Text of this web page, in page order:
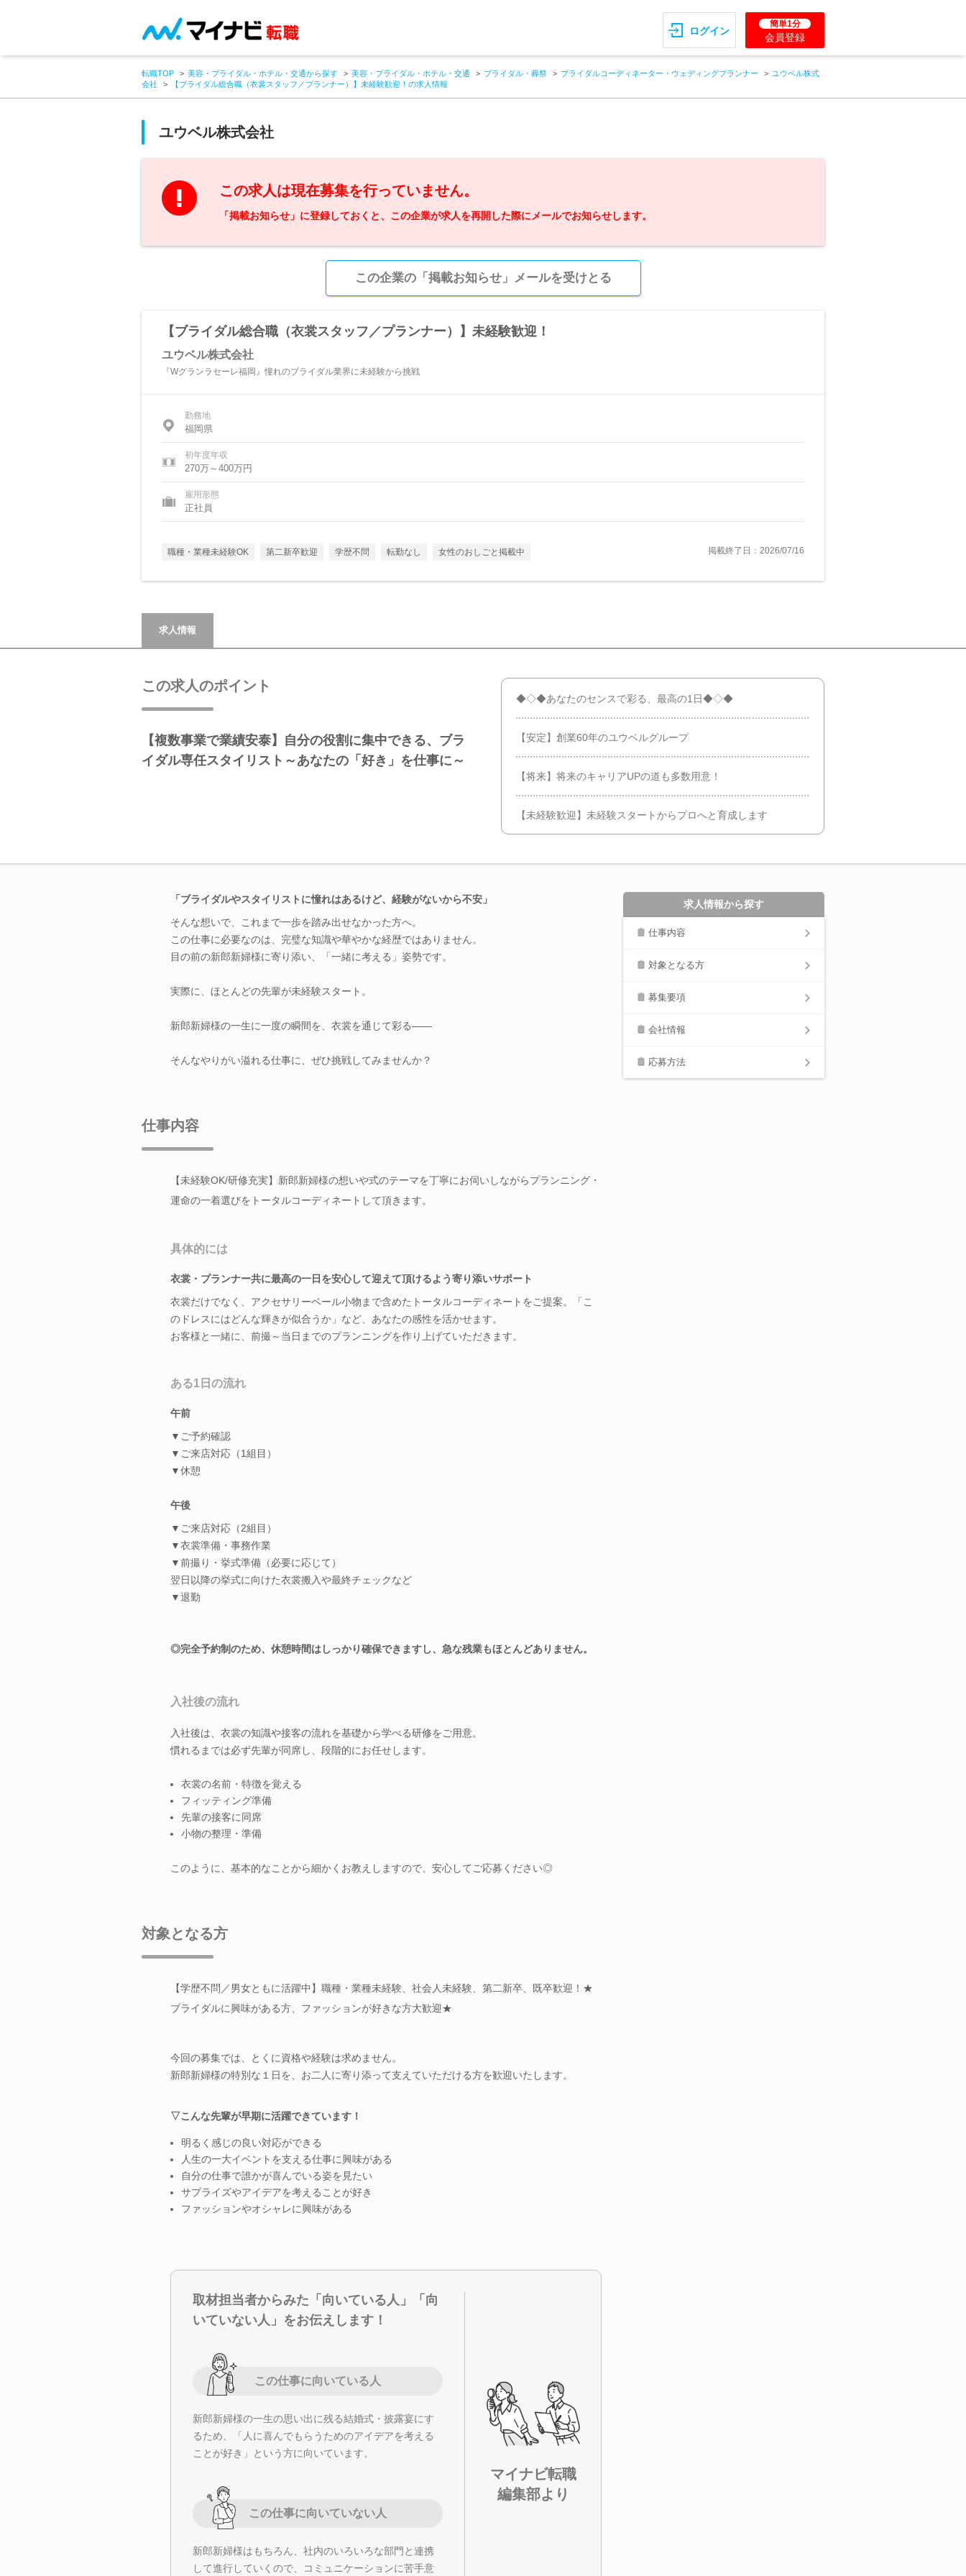
ログイン
簡単1分
会員登録
転職TOP 美容・ブライダル・ホテル・交通から探す 美容・ブライダル・ホテル・交通 ブライダル・葬祭 ブライダルコーディネーター・ウェディングプランナー
ユウベル株式
会社
【ブライダル総合職（衣裳スタッフ／プランナー）】未経験歓迎！の求人情報
ユウベル株式会社
この求人は現在募集を行っていません。
「掲載お知らせ」に登録しておくと、この企業が求人を再開した際にメールでお知らせします。
この企業の「掲載お知らせ」メールを受けとる
【ブライダル総合職（衣裳スタッフ／プランナー）】未経験歓迎！
ユウベル株式会社
『Wグランラセーレ福岡』憧れのブライダル業界に未経験から挑戦
勤務地
福岡県
初年度年収
270万～400万円
雇用形態
正社員
職種・業種未経験OK 第二新卒歓迎 学歴不問 転勤なし 女性のおしごと掲載中 掲載終了日：2026/07/16
求人情報
この求人のポイント
【複数事業で業績安泰】自分の役割に集中できる、ブラ
イダル専任スタイリスト～あなたの「好き」を仕事に～
◆◇◆あなたのセンスで彩る、最高の1日◆◇◆
【安定】創業60年のユウベルグループ
【将来】将来のキャリアUPの道も多数用意！
【未経験歓迎】未経験スタートからプロへと育成します
「ブライダルやスタイリストに憧れはあるけど、経験がないから不安」
そんな想いで、これまで一歩を踏み出せなかった方へ。
この仕事に必要なのは、完璧な知識や華やかな経歴ではありません。
目の前の新郎新婦様に寄り添い、「一緒に考える」姿勢です。
実際に、ほとんどの先輩が未経験スタート。
新郎新婦様の一生に一度の瞬間を、衣裳を通じて彩る――
そんなやりがい溢れる仕事に、ぜひ挑戦してみませんか？
仕事内容
【未経験OK/研修充実】新郎新婦様の想いや式のテーマを丁寧にお伺いしながらプランニング・
運命の一着選びをトータルコーディネートして頂きます。
具体的には
衣裳・プランナー共に最高の一日を安心して迎えて頂けるよう寄り添いサポート
衣裳だけでなく、アクセサリーベール小物まで含めたトータルコーディネートをご提案。「こ
のドレスにはどんな輝きが似合うか」など、あなたの感性を活かせます。
お客様と一緒に、前撮～当日までのプランニングを作り上げていただきます。
ある1日の流れ
午前
▼ご予約確認
▼ご来店対応（1組目）
▼休憩
午後
▼ご来店対応（2組目）
▼衣裳準備・事務作業
▼前撮り・挙式準備（必要に応じて）
翌日以降の挙式に向けた衣裳搬入や最終チェックなど
▼退勤
◎完全予約制のため、休憩時間はしっかり確保できますし、急な残業もほとんどありません。
入社後の流れ
入社後は、衣裳の知識や接客の流れを基礎から学べる研修をご用意。
慣れるまでは必ず先輩が同席し、段階的にお任せします。
衣裳の名前・特徴を覚える
フィッティング準備
先輩の接客に同席
小物の整理・準備
このように、基本的なことから細かくお教えしますので、安心してご応募ください◎
対象となる方
【学歴不問／男女ともに活躍中】職種・業種未経験、社会人未経験、第二新卒、既卒歓迎！★
ブライダルに興味がある方、ファッションが好きな方大歓迎★
今回の募集では、とくに資格や経験は求めません。
新郎新婦様の特別な１日を、お二人に寄り添って支えていただける方を歓迎いたします。
▽こんな先輩が早期に活躍できています！
明るく感じの良い対応ができる
人生の一大イベントを支える仕事に興味がある
自分の仕事で誰かが喜んでいる姿を見たい
サプライズやアイデアを考えることが好き
ファッションやオシャレに興味がある
取材担当者からみた「向いている人」「向
いていない人」をお伝えします！
この仕事に向いている人
新郎新婦様の一生の思い出に残る結婚式・披露宴にす
るため、「人に喜んでもらうためのアイデアを考える
ことが好き」という方に向いています。
この仕事に向いていない人
新郎新婦様はもちろん、社内のいろいろな部門と連携
して進行していくので、コミュニケーションに苦手意
マイナビ転職
編集部より
求人情報から探す
仕事内容
対象となる方
募集要項
会社情報
応募方法